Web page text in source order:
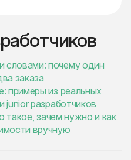
словами: почему один
заказа
примеры из реальных
junior разработчиков
такое, зачем нужно и как
вручную